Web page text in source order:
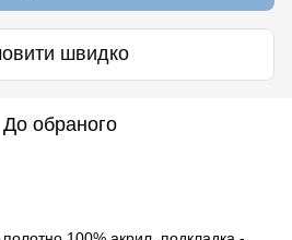
швидко
До обраного